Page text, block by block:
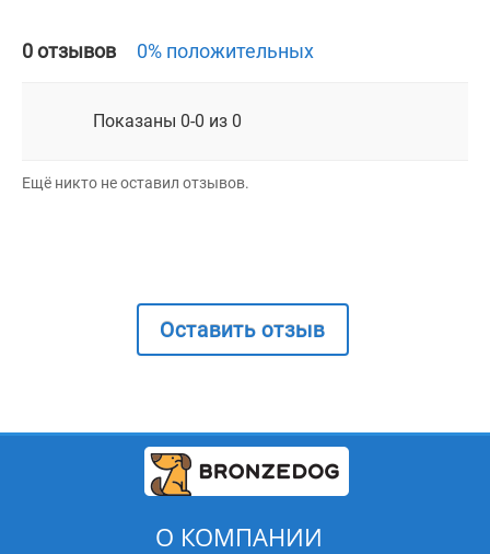
0 отзывов 0% положительных
Показаны 0-0 из 0
Ещё никто не оставил отзывов.
Оставить отзыв
О КОМПАНИИ